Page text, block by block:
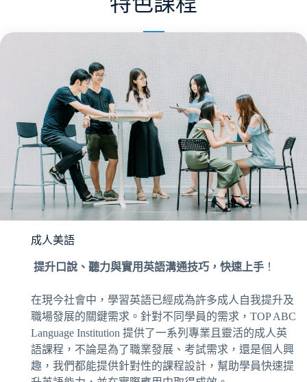
成人美語
提升口說、聽力與實用英語溝通技巧，快速上手 ！
在現今社會中，學習英語已經成為許多成人自我提升及
職場發展的關鍵需求。針對不同學員的需求，TOP ABC
Language Institution 提供了一系列專業且靈活的成人英
語課程，不論是為了職業發展、考試需求，還是個人興
趣，我們都能提供針對性的課程設計，幫助學員快速提